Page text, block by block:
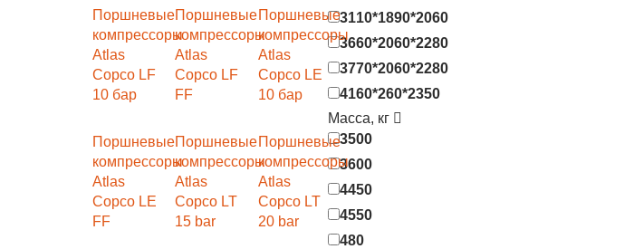
Поршневые
компрессоры
Atlas
Copco LF
10 бар
Поршневые
компрессоры
Atlas
Copco LF
FF
Поршневые
компрессоры
Atlas
Copco LE
10 бар
Поршневые
компрессоры
Atlas
Copco LE
FF
Поршневые
компрессоры
Atlas
Copco LT
15 bar
Поршневые
компрессоры
Atlas
Copco LT
20 bar
3110*1890*2060
3660*2060*2280
3770*2060*2280
4160*260*2350
Масса, кг
3500
3600
4450
4550
480